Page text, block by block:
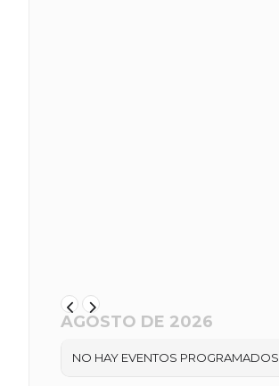
AGOSTO DE 2026
NO HAY EVENTOS PROGRAMADOS